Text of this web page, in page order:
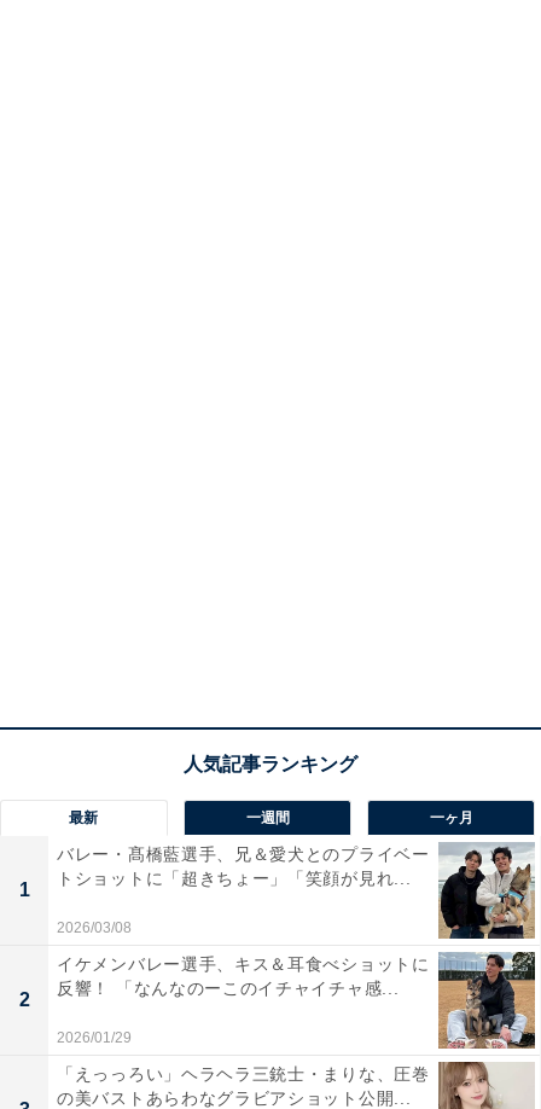
最新 一週間 一ヶ月
1
バレー・髙橋藍選手、兄＆愛犬とのプライベー
トショットに「超きちょー」「笑顔が見れ...
2026/03/08
2
イケメンバレー選手、キス＆耳食べショットに
反響！ 「なんなのーこのイチャイチャ感...
2026/01/29
「えっっろい」ヘラヘラ三銃士・まりな、圧巻
の美バストあらわなグラビアショット公開...